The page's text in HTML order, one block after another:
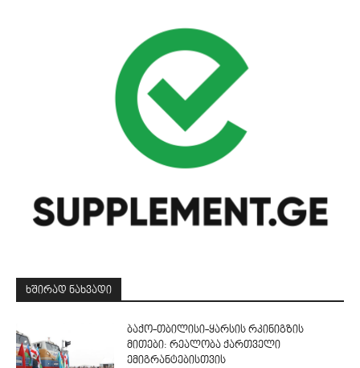
ᲮᲨᲘᲠᲐᲓ ᲜᲐᲮᲕᲐᲓᲘ
ბაქო-თბილისი-ყარსის რკინიგზის
მითები: რეალობა ქართველი
ემიგრანტებისთვის